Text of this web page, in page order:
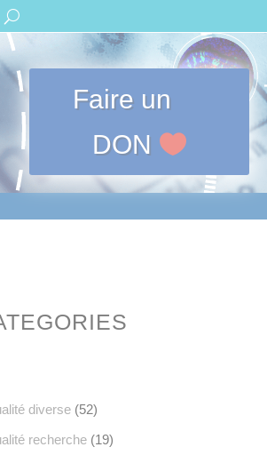
Faire un
DON
diverse (52)
recherche (19)